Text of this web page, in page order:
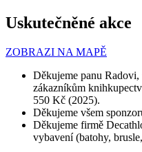
Uskutečněné akce
ZOBRAZI NA MAPĚ
Děkujeme panu Radovi,
zákazníkům
550 Kč (2025).
Děkujeme všem
Děkujeme firmě
vybavení (batohy,